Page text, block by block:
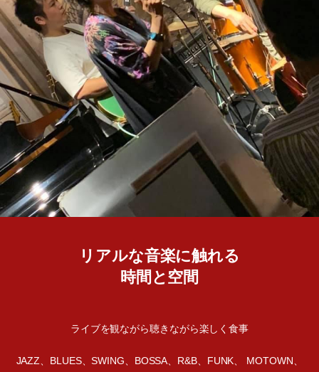
リアルな音楽に触れる
時間と空間
ライブを観ながら聴きながら楽しく食事
JAZZ、BLUES、SWING、BOSSA、R&B、FUNK、 MOTOWN、